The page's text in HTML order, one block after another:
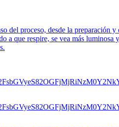
del proceso, desde la preparación
a que respire, se vea más luminosa